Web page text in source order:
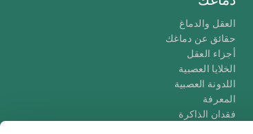
العقل والدماغ
حقائق عن دماغك
أجزاء العقل
الخلايا العصبية
اللدونة العصبية
المعرفة
فقدان الذاكرة